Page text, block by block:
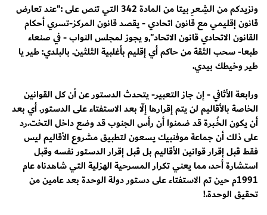
ونزيدكم من الشِـعرِ بيتا من المادة 342 التي تنص على :"عند تعارض
قانون إقليمي مع قانون اتحادي - يقصد قانون المركز-تسري أحكام
القانون الاتحادي قانون الاتحاد",و يجوز لمجلس النواب - في صنعاء
طبعا- سحب الثقة من حاكم أي إقليم بأغلبية الثلثين. بالبلدي: طير يا
طير وخيطك بيدي.
ورابعة الأثافي - إن جاز التعبير- يتحدث الدستور عن أن كل القوانين
الخاصة بالأقاليم لن يتم إقرارها إلّا بعد الاستفتاء على الدستور. أي بعد
أن يكون الخُــبرة قد ضمنوا أن رأس الجنوب قد وضع داخل التخت.رد
على ذلك أن جماعة موفنبيك يسعون لتطبيق مشروع الأقاليم ليس
فقط قبل إقرار قوانين الأقاليم بل قبل إقرار الدستور نفسه وقبل
استشارة أحد، مما يعني تكرار المسرحية الهزلية التي شاهدناه عام
1991م حين تم الاستفتاء على دستور دولة الوحدة بعد عامين من
تحقيق الوحدة.!